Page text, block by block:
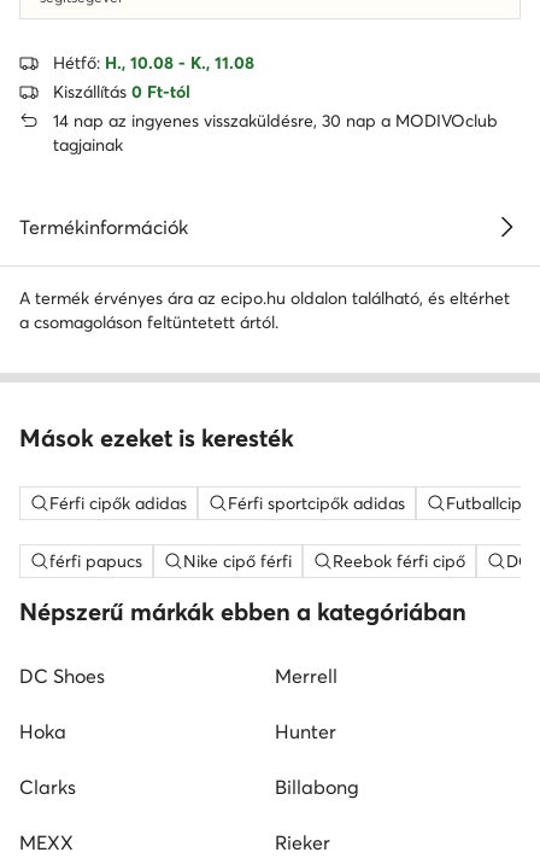
Hétfő: H., 10.08 - K., 11.08
Kiszállítás 0 Ft-tól
14 nap az ingyenes visszaküldésre, 30 nap a MODIVOclub
tagjainak
Termékinformációk
A termék érvényes ára az ecipo.hu oldalon található, és eltérhet
a csomagoláson feltüntetett ártól.
Mások ezeket is keresték
Férfi cipők adidas Férfi sportcipők adidas
férfi papucs Nike cipő férfi Reebok férfi cipő DC
Népszerű márkák ebben a kategóriában
DC Shoes Merrell
Hoka Hunter
Clarks Billabong
MEXX Rieker